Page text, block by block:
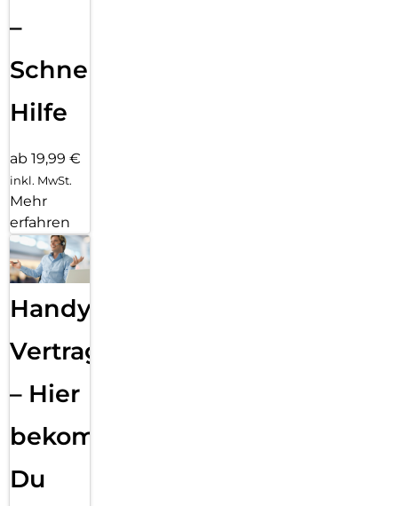
–
Schnelle
Hilfe
ab 19,99 €
inkl. MwSt.
Mehr
erfahren
Handy
Vertragsabwicklung
– Hier
bekommst
Du